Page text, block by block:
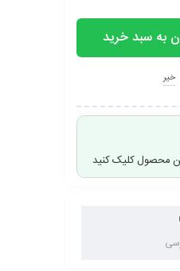
به سبد خرید
خیر
محصول کلیک کنید